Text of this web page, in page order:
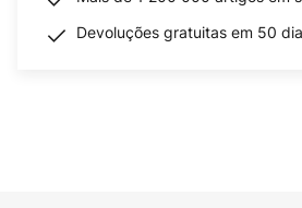
Devoluções gratuitas em 50